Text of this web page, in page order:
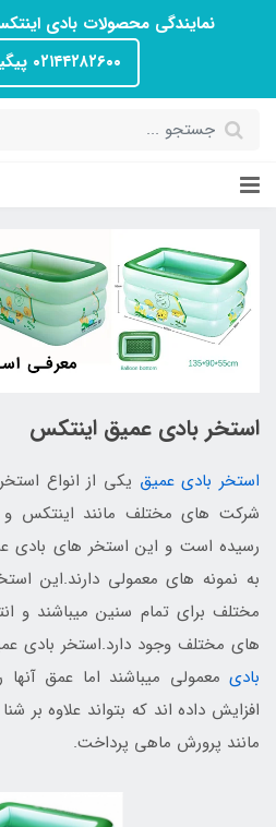
نمایندگی محصولات بادی
۰۲۱۴۴۲۸۲۶۰۰ پیگیری سفارش
استخر بادی عمیق اینتکس
استخر بادی عمیق یکی از انواع
شرکت های مختلف مانند اینتکس
رسیده است و این استخر های بادی
به نمونه های معمولی دارند.این
مختلف برای تمام سنین میباشند و
های مختلف وجود دارد.استخر بادی
بادی معمولی میباشند اما عمق
افزایش داده اند که بتواند علاوه بر
مانند پرورش ماهی پرداخت.